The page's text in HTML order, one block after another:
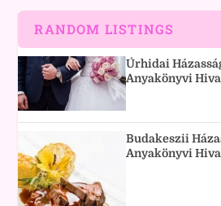
RANDOM LISTINGS
Úrhidai
Anyakönyvi
Budakeszii
Anyakönyvi